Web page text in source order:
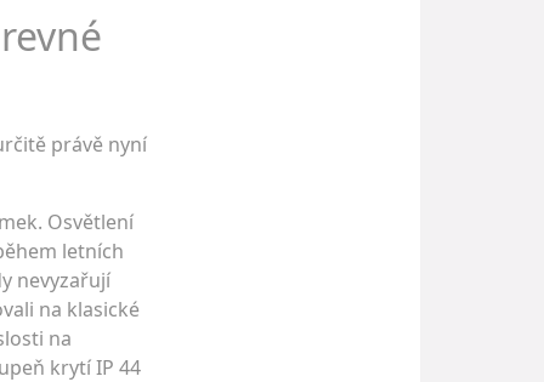
právě nyní
Osvětlení
letních
nevyzařují
na klasické
na
krytí IP 44